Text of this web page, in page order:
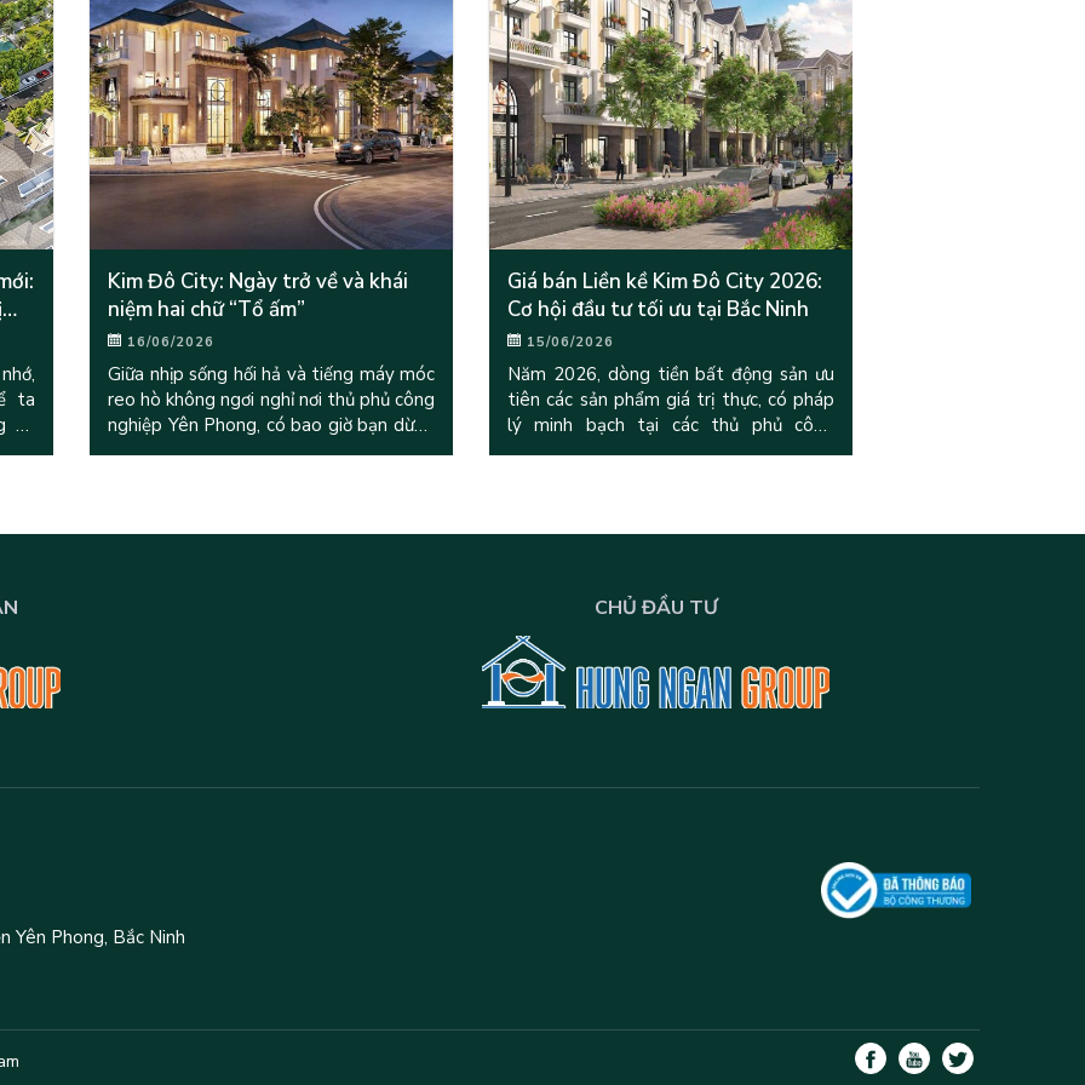
ta
và
–
Kim Đô City: Ngày trở về và khái
niệm hai chữ “Tổ ấm”
16/06/2026
Giữa nhịp sống hối hả và tiếng máy móc
reo hò không ngơi nghỉ nơi thủ phủ công
nghiệp Yên Phong, có bao giờ bạn dừng
lại một nhịp và tự hỏi: “Đâu là không
Giá bán Liền kề Kim Đô City 2026:
Cơ hội đầu tư tối ưu tại Bắc Ninh
15/06/2026
Năm 2026, dòng tiền bất động sản ưu
tiên các sản phẩm giá trị thực, có pháp
lý minh bạch tại các thủ phủ công
nghiệp. Trong đó, liền kề Kim Đô City
CHỦ ĐẦU TƯ
Yên Phong, Bắc Ninh